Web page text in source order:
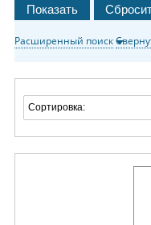
Расширенный поиск
Сортировка: